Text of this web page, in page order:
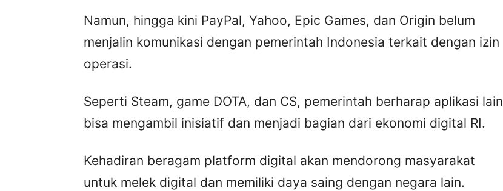
Namun, hingga kini PayPal, Yahoo, Epic Games, dan Origin belum
menjalin komunikasi dengan pemerintah Indonesia terkait dengan izin
operasi.
Seperti Steam, game DOTA, dan CS, pemerintah berharap aplikasi lain
bisa mengambil inisiatif dan menjadi bagian dari ekonomi digital RI.
Kehadiran beragam platform digital akan mendorong masyarakat
untuk melek digital dan memiliki daya saing dengan negara lain.